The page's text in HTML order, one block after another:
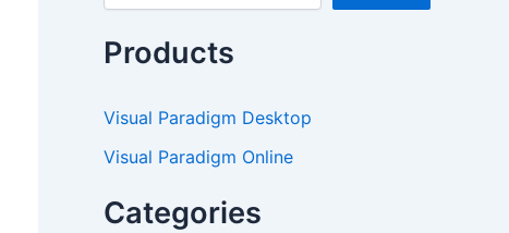
Products
Visual Paradigm Desktop
Visual Paradigm Online
Categories